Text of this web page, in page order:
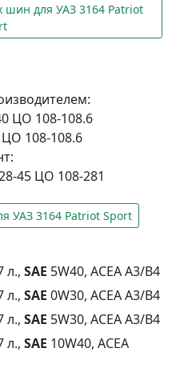
для УАЗ 3164 Patriot
ЦО 108-108.6
ЦО 108-108.6
45 ЦО 108-281
УАЗ 3164 Patriot Sport
л., SAE 5W40, ACEA A3/B4
л., SAE 0W30, ACEA A3/B4
л., SAE 5W30, ACEA A3/B4
л., SAE 10W40, ACEA